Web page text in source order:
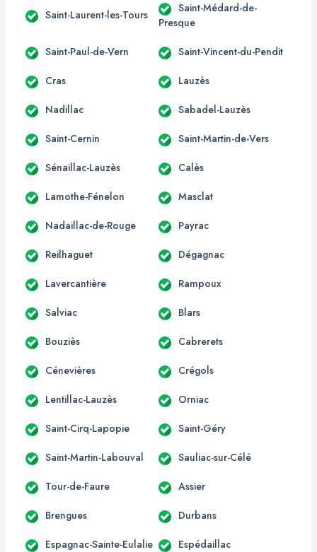
Saint-Laurent-les-Tours
Saint-Médard-de-
Presque
Saint-Paul-de-Vern Saint-Vincent-du-Pendit
Cras Lauzès
Nadillac Sabadel-Lauzès
Saint-Cernin Saint-Martin-de-Vers
Sénaillac-Lauzès Calès
Lamothe-Fénelon Masclat
Nadaillac-de-Rouge Payrac
Reilhaguet Dégagnac
Lavercantière Rampoux
Salviac Blars
Bouziès Cabrerets
Cénevières Crégols
Lentillac-Lauzès Orniac
Saint-Cirq-Lapopie Saint-Géry
Saint-Martin-Labouval Sauliac-sur-Célé
Tour-de-Faure Assier
Brengues Durbans
Espagnac-Sainte-Eulalie Espédaillac